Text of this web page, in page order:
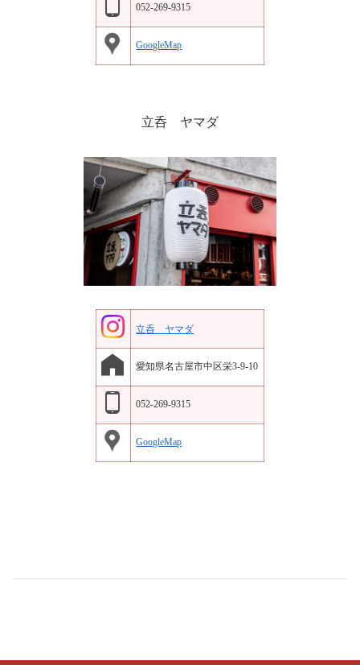
052-269-9315
GoogleMap
立呑 ヤマダ
立呑 ヤマダ
愛知県名古屋市中区栄3-9-10
052-269-9315
GoogleMap